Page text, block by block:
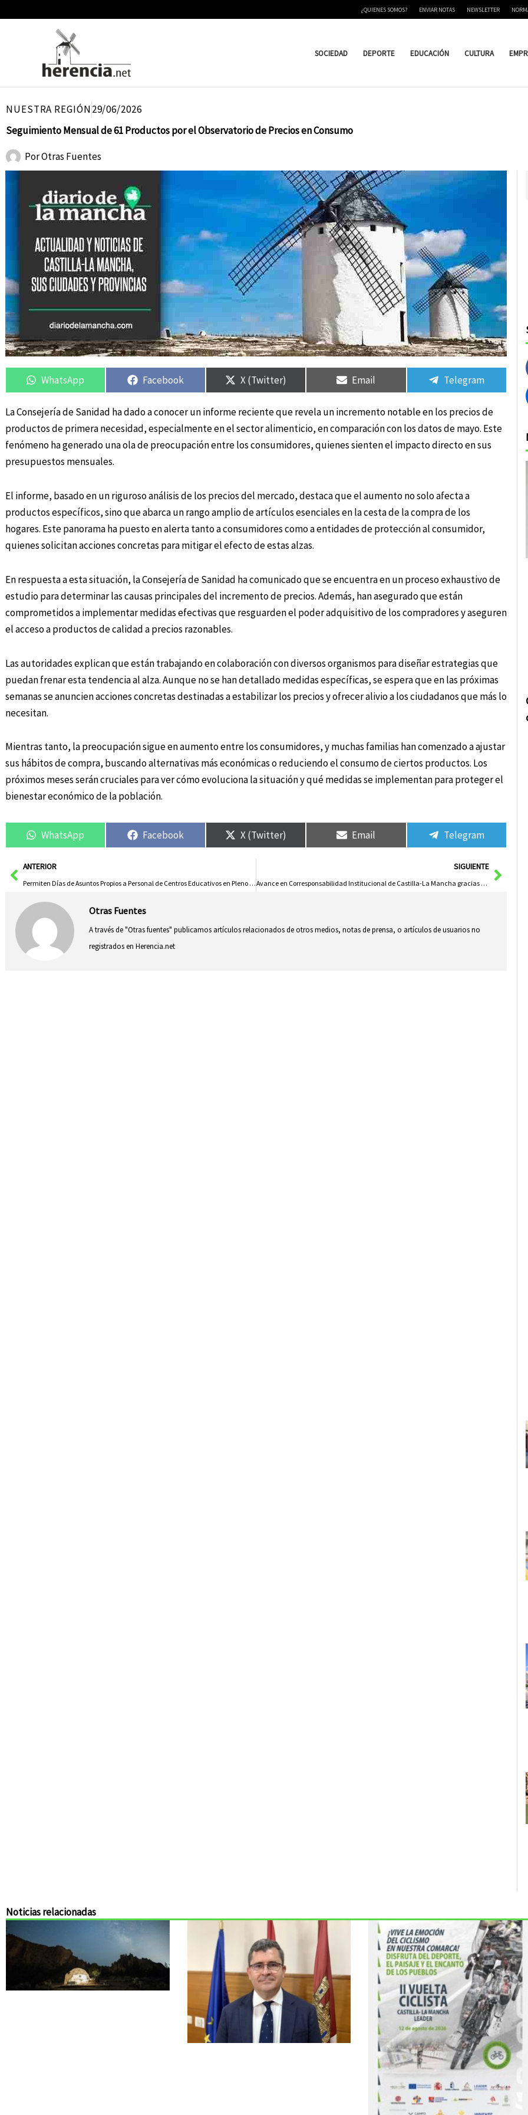
¿QUIENES SOMOS? ENVIAR NOTAS NEWSLETTER
SOCIEDAD DEPORTE EDUCACIÓN CULTURA
NUESTRA REGIÓN29/06/2026
Seguimiento Mensual de 61 Productos por el Observatorio de Precios en Consumo
PorOtras Fuentes
Compartir
en
WhatsApp
Compartir
en
Facebook
Compartir
en
X (Twitter)
Compartir
en
Email
Compartir
en
Telegram
La Consejería de Sanidad ha dado a conocer un informe reciente que revela un incremento notable en los precios de
productos de primera necesidad, especialmente en el sector alimenticio, en comparación con los datos de mayo. Este
fenómeno ha generado una ola de preocupación entre los consumidores, quienes sienten el impacto directo en sus
presupuestos mensuales.
El informe, basado en un riguroso análisis de los precios del mercado, destaca que el aumento no solo afecta a
productos específicos, sino que abarca un rango amplio de artículos esenciales en la cesta de la compra de los
hogares. Este panorama ha puesto en alerta tanto a consumidores como a entidades de protección al consumidor,
quienes solicitan acciones concretas para mitigar el efecto de estas alzas.
En respuesta a esta situación, la Consejería de Sanidad ha comunicado que se encuentra en un proceso exhaustivo de
estudio para determinar las causas principales del incremento de precios. Además, han asegurado que están
comprometidos a implementar medidas efectivas que resguarden el poder adquisitivo de los compradores y aseguren
el acceso a productos de calidad a precios razonables.
Las autoridades explican que están trabajando en colaboración con diversos organismos para diseñar estrategias que
puedan frenar esta tendencia al alza. Aunque no se han detallado medidas específicas, se espera que en las próximas
semanas se anuncien acciones concretas destinadas a estabilizar los precios y ofrecer alivio a los ciudadanos que más lo
necesitan.
Mientras tanto, la preocupación sigue en aumento entre los consumidores, y muchas familias han comenzado a ajustar
sus hábitos de compra, buscando alternativas más económicas o reduciendo el consumo de ciertos productos. Los
próximos meses serán cruciales para ver cómo evoluciona la situación y qué medidas se implementan para proteger el
bienestar económico de la población.
Compartir
en
WhatsApp
Compartir
en
Facebook
Compartir
en
X (Twitter)
Compartir
en
Email
Compartir
en
Telegram
AntANTERIOR
Permiten Días de Asuntos Propios a Personal de Centros Educativos en Pleno Período Lectivo
SIGUIENTE
Avance en Corresponsabilidad Institucional de Castilla-La Mancha gracias a Financiación Estatal de Dependencia
Otras Fuentes
A través de "Otras fuentes" publicamos artículos relacionados de otros medios, notas de prensa, o artículos de usuarios no
registrados en Herencia.net
Noticias relacionadas